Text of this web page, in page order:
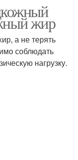
жир
а не терять
соблюдать
нагрузку.